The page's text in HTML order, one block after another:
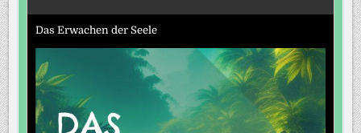
Das Erwachen der Seele